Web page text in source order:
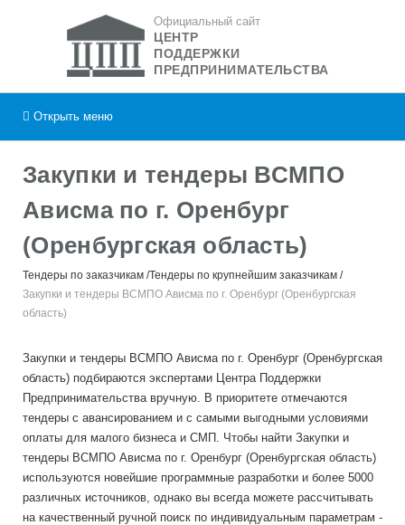
Официальный сайт
ЦЕНТР
ПОДДЕРЖКИ
ПРЕДПРИНИМАТЕЛЬСТВА
Открыть меню
Закупки и тендеры ВСМПО
Ависма по г. Оренбург
(Оренбургская область)
Тендеры по заказчикам Тендеры по крупнейшим заказчикам
Закупки и тендеры ВСМПО Ависма по г. Оренбург (Оренбургская
область)
Закупки и тендеры ВСМПО Ависма по г. Оренбург (Оренбургская
область) подбираются экспертами Центра Поддержки
Предпринимательства вручную. В приоритете отмечаются
тендеры с авансированием и с самыми выгодными условиями
оплаты для малого бизнеса и СМП. Чтобы найти Закупки и
тендеры ВСМПО Ависма по г. Оренбург (Оренбургская область)
используются новейшие программные разработки и более 5000
различных источников, однако вы всегда можете рассчитывать
на качественный ручной поиск по индивидуальным параметрам -